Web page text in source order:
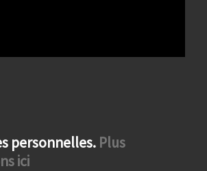
personnelles. Plus
ici